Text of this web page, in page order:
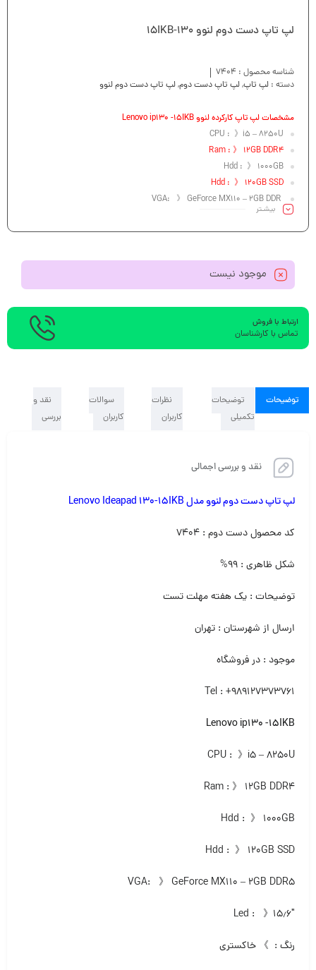
لپ تاپ دست دوم لنوو ۱۳۰-۱۵IKB
شناسه محصول : 7404
دسته : لپ تاپ,لپ تاپ دست دوم,لپ تاپ دست دوم لنوو
مشخصات لپ تاپ کارکرده لنوو Lenovo ip130 -15IKB
CPU : 》i5 – 8250U
Ram : 》 12GB DDR4
Hdd : 》 1000GB
Hdd : 》 120GB SSD
Led : 》15.6″
بیشـتر
موجود نیست
ارتباط با فروش
تماس با کارشناسان
توضیحات
توضیحات
تکمیلی
نظرات
کاربران
سوالات
کاربران
نقد و
بررسی
نقد و بررسی اجمالی
لپ تاپ دست دوم لنوو مدل Lenovo Ideapad 130-15IKB
کد محصول دست دوم : ۷۴۰۴
شکل ظاهری : ۹۹%
توضیحات : یک هفته مهلت تست
ارسال از شهرستان : تهران
موجود : در فروشگاه
Tel : +989127373761
Lenovo ip130 -15IKB
CPU : 》i5 – 8250U
Ram : 》 ۱۲GB DDR4
Hdd : 》 ۱۰۰۰GB
Hdd : 》 ۱۲۰GB SSD
VGA: 》 GeForce MX110 – 2GB DDR5
Led : 》۱۵٫۶″
رنگ : 》 خاکستری